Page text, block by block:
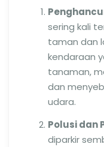
sering kali
taman dan
kendaraan
tanaman,
dan
udara.
Polusi dan
diparkir